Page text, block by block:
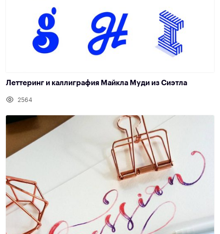
Леттеринг и каллиграфия Майкла Муди из Сиэтла
2564